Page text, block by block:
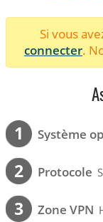
Si vous
connecter.
1 Système
2 Protocole
3 Zone VPN